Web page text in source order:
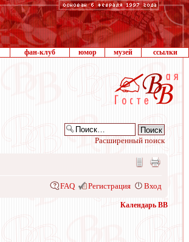
фан-клуб юмор музей ссылки
Расширенный поиск
FAQ Регистрация Вход
Календарь ВВ